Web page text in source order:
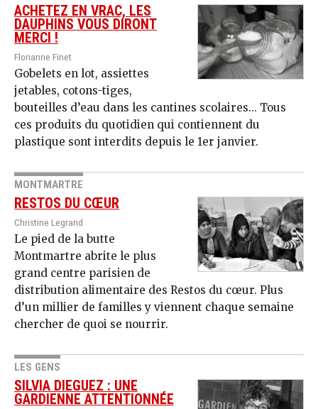
ACHETEZ EN VRAC, LES
DAUPHINS VOUS DIRONT
MERCI !
Florianne Finet
Gobelets en lot, assiettes
jetables, cotons-tiges,
bouteilles d’eau dans les cantines scolaires... Tous
ces produits du quotidien qui contiennent du
plastique sont interdits depuis le 1er janvier.
MONTMARTRE
RESTOS DU CŒUR
Christine Legrand
Le pied de la butte
Montmartre abrite le plus
grand centre parisien de
distribution alimentaire des Restos du cœur. Plus
d’un millier de familles y viennent chaque semaine
chercher de quoi se nourrir.
LES GENS
SILVIA DIEGUEZ : UNE
GARDIENNE ATTENTIONNÉE